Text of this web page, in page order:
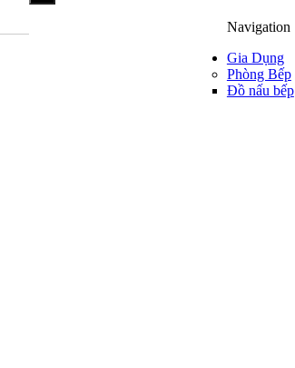
Navigation
Gia Dụng
Phòng Bếp
Đồ nấu bếp